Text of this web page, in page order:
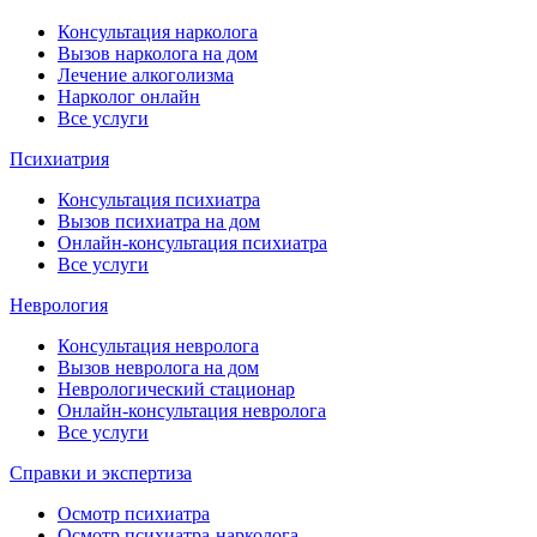
Консультация нарколога
Вызов нарколога на дом
Лечение алкоголизма
Нарколог онлайн
Все услуги
Психиатрия
Консультация психиатра
Вызов психиатра на дом
Онлайн-консультация психиатра
Все услуги
Неврология
Консультация невролога
Вызов невролога на дом
Неврологический стационар
Онлайн-консультация невролога
Все услуги
Справки и экспертиза
Осмотр психиатра